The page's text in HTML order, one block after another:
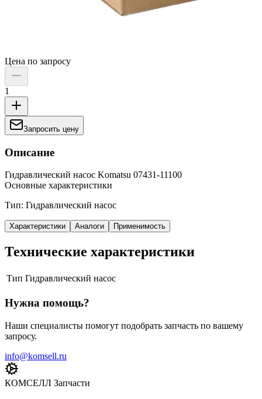
Цена по запросу
1
Запросить цену
Описание
Гидравлический насос Komatsu 07431-11100
Основные характеристики
Тип: Гидравлический насос
Характеристики Аналоги Применимость
Технические характеристики
Тип Гидравлический насос
Нужна помощь?
Наши специалисты помогут подобрать запчасть по вашему
запросу.
info@komsell.ru
КОМСЕЛЛ Запчасти